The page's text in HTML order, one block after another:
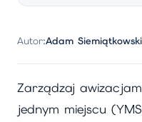
Autor:Adam Siemiątkowski
Zarządzaj
jednym miejscu